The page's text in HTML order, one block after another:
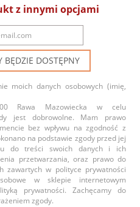
z innymi opcjami
DOSTĘPNY
moich danych osobowych (imię,
Rawa Mazowiecka w celu
jest dobrowolne. Mam prawo
bez wpływu na zgodność z
na podstawie zgody przed jej
do treści swoich danych i ich
przetwarzania, oraz prawo do
zawartych w polityce prywatności
w sklepie internetowym
prywatności. Zachęcamy do
zgody.